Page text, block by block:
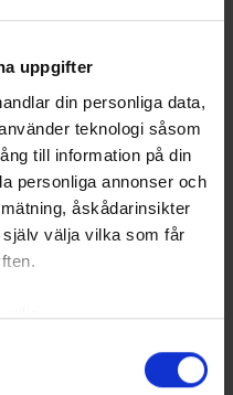
uppgifter
din personliga data,
teknologi såsom
till information på din
personliga annonser och
åskådarinsikter
välja vilka som får
vilja:
till flera meter
8 - 7
IF
0 - 5 A3 EL Arena
Stortorpshallen
3 - 6
Ica Riksten